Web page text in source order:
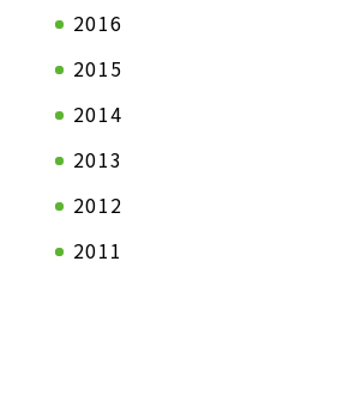
2016
2015
2014
2013
2012
2011